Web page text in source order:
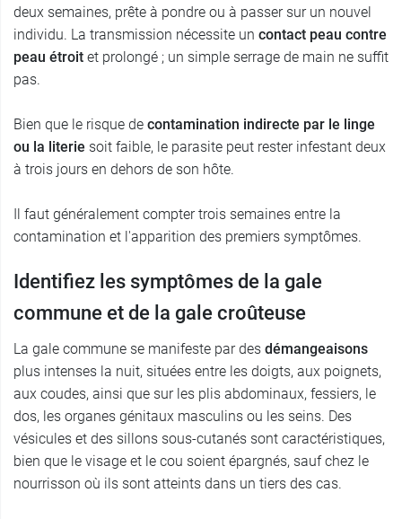
deux semaines, prête à pondre ou à passer sur un nouvel
individu. La transmission nécessite un contact peau contre
peau étroit et prolongé ; un simple serrage de main ne suffit
pas.
Bien que le risque de contamination indirecte par le linge
ou la literie soit faible, le parasite peut rester infestant deux
à trois jours en dehors de son hôte.
Il faut généralement compter trois semaines entre la
contamination et l'apparition des premiers symptômes.
Identifiez les symptômes de la gale
commune et de la gale croûteuse
La gale commune se manifeste par des démangeaisons
plus intenses la nuit, situées entre les doigts, aux poignets,
aux coudes, ainsi que sur les plis abdominaux, fessiers, le
dos, les organes génitaux masculins ou les seins. Des
vésicules et des sillons sous-cutanés sont caractéristiques,
bien que le visage et le cou soient épargnés, sauf chez le
nourrisson où ils sont atteints dans un tiers des cas.